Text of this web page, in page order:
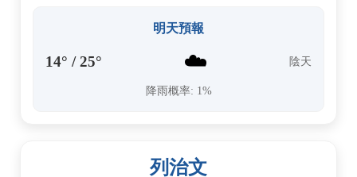
明天預報
14° / 25° ☁️ 陰天
降雨概率: 1%
列治文